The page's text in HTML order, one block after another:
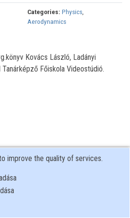
Categories: Physics,
Aerodynamics
Kovács László, Ladányi
Főiskola Videostúdió.
improve the quality of services.